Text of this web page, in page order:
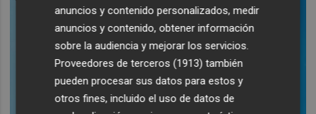
anuncios y contenido personalizados, medir
anuncios y contenido, obtener información
sobre la audiencia y mejorar los servicios.
Proveedores de terceros (1913) también
pueden procesar sus datos para estos y
otros fines, incluido el uso de datos de